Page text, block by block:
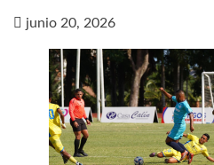
junio 20, 2026